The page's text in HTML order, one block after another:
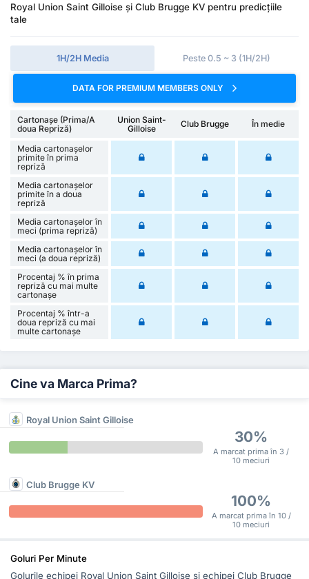
Royal Union Saint Gilloise și Club Brugge KV pentru predicțiile
tale
1H/2H Media Peste 0.5 ~ 3 (1H/2H)
DATA FOR PREMIUM MEMBERS ONLY
Cartonașe (Prima/A
doua Repriză)
Union Saint-
Gilloise
Club Brugge În medie
Media cartonașelor
primite în prima
repriză
Media cartonașelor
primite în a doua
repriză
Media cartonașelor în
meci (prima repriză)
Media cartonașelor în
meci (a doua repriză)
Procentaj % în prima
repriză cu mai multe
cartonașe
Procentaj % într-a
doua repriză cu mai
multe cartonașe
Cine va Marca Prima?
Royal Union Saint Gilloise
30%
A marcat prima în 3 /
10 meciuri
Club Brugge KV
100%
A marcat prima în 10 /
10 meciuri
Goluri Per Minute
Golurile echipei Royal Union Saint Gilloise și echipei Club Brugge